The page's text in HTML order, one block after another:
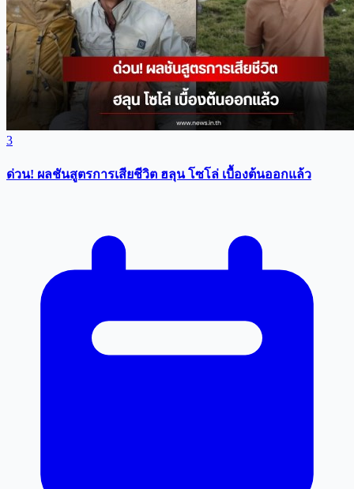
3
ด่วน! ผลชันสูตรการเสียชีวิต ฮลุน โซโล่ เบื้องต้นออกแล้ว